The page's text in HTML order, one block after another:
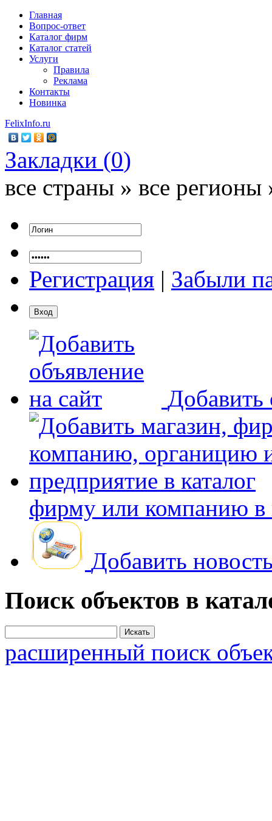
Главная
Вопрос-ответ
Каталог фирм
Каталог статей
Услуги
Правила
Реклама
Контакты
Новинка
FelixInfo.ru
Закладки (0)
все страны » все регионы
Регистрация | Забыли
Добавить
фирму или компанию в
Добавить
Поиск объектов в
расширенный поиск